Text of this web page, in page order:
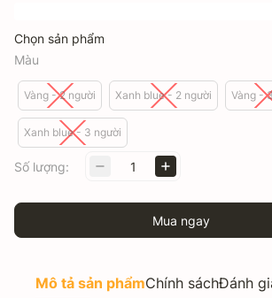
Chọn sản phẩm
Màu
Vàng - 2 người Xanh blue - 2 người Vàng -
Xanh blue - 3 người
Số lượng:
Mua ngay
Mô tả sản phẩmChính sáchĐánh